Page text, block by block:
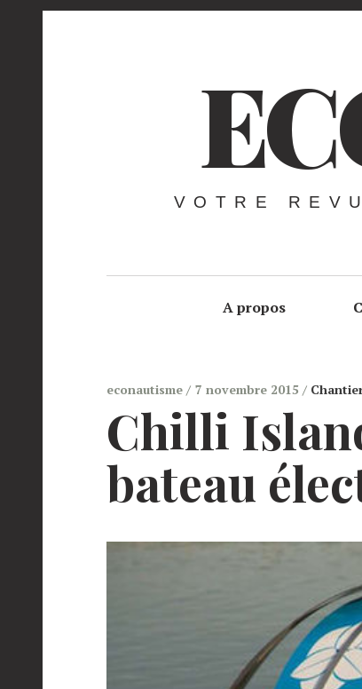
VOTRE
A propos
econautisme 7 novembre 2015
Chilli
bateau